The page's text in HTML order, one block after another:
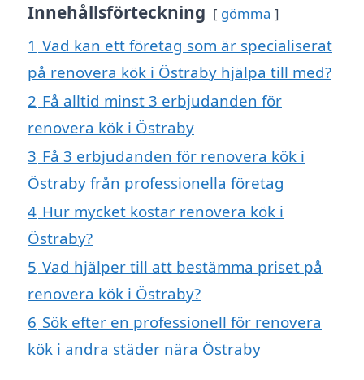
Innehållsförteckning gömma
1 Vad kan ett företag som är specialiserat
på renovera kök i Östraby hjälpa till med?
2 Få alltid minst 3 erbjudanden för
renovera kök i Östraby
3 Få 3 erbjudanden för renovera kök i
Östraby från professionella företag
4 Hur mycket kostar renovera kök i
Östraby?
5 Vad hjälper till att bestämma priset på
renovera kök i Östraby?
6 Sök efter en professionell för renovera
kök i andra städer nära Östraby